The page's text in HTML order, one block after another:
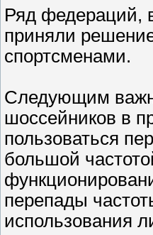
Ряд федераций,
приняли
спортсменами.
Следующим
шоссейников в
пользоваться
большой
перепады
использования